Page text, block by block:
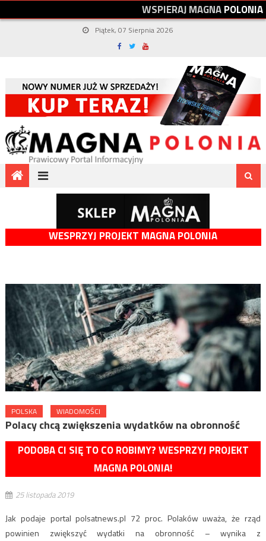
WSPIERAJMAGNAPOLONIA
Piątek, 07 Sierpnia 2026
WESPRZYJ PROJEKT MAGNA POLONIA
POLSKA WIADOMOŚCI
Polacy chcą zwiększenia wydatków na obronność
PODOBA CI SIĘ TO CO ROBIMY? WESPRZYJ PROJEKT
MAGNA POLONIA!
25 listopada 2019
Jak podaje portal polsatnews.pl 72 proc. Polaków uważa, że rząd
powinien zwiększyć wydatki na obronność – wynika z